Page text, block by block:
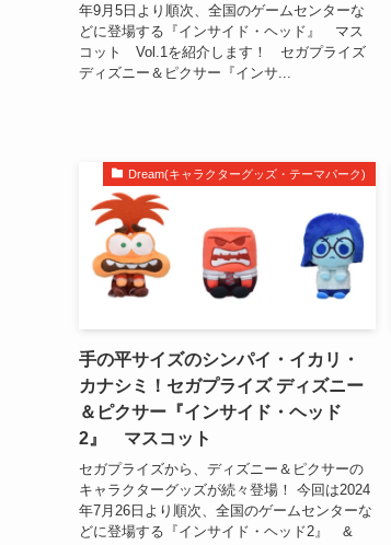
年9月5日より順次、全国のゲームセンターな
どに登場する『インサイド・ヘッド』 マス
コット Vol.1を紹介します！ セガプライズ
ディズニー＆ピクサー『インサ...
Dream(キャラクターグッズ・テーマパーク)
手の平サイズのシンパイ・イカリ・
カナシミ！セガプライズ ディズニー
＆ピクサー『インサイド・ヘッド
2』 マスコット
セガプライズから、ディズニー＆ピクサーの
キャラクターグッズが続々登場！ 今回は2024
年7月26日より順次、全国のゲームセンターな
どに登場する『インサイド・ヘッド2』 &